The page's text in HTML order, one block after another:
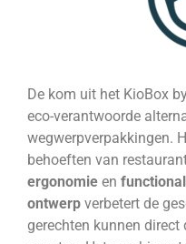
De kom uit het KioBox
eco-verantwoorde
wegwerpverpakkingen.
behoeften van
ergonomie en
ontwerp verbetert de
gerechten kunnen direct